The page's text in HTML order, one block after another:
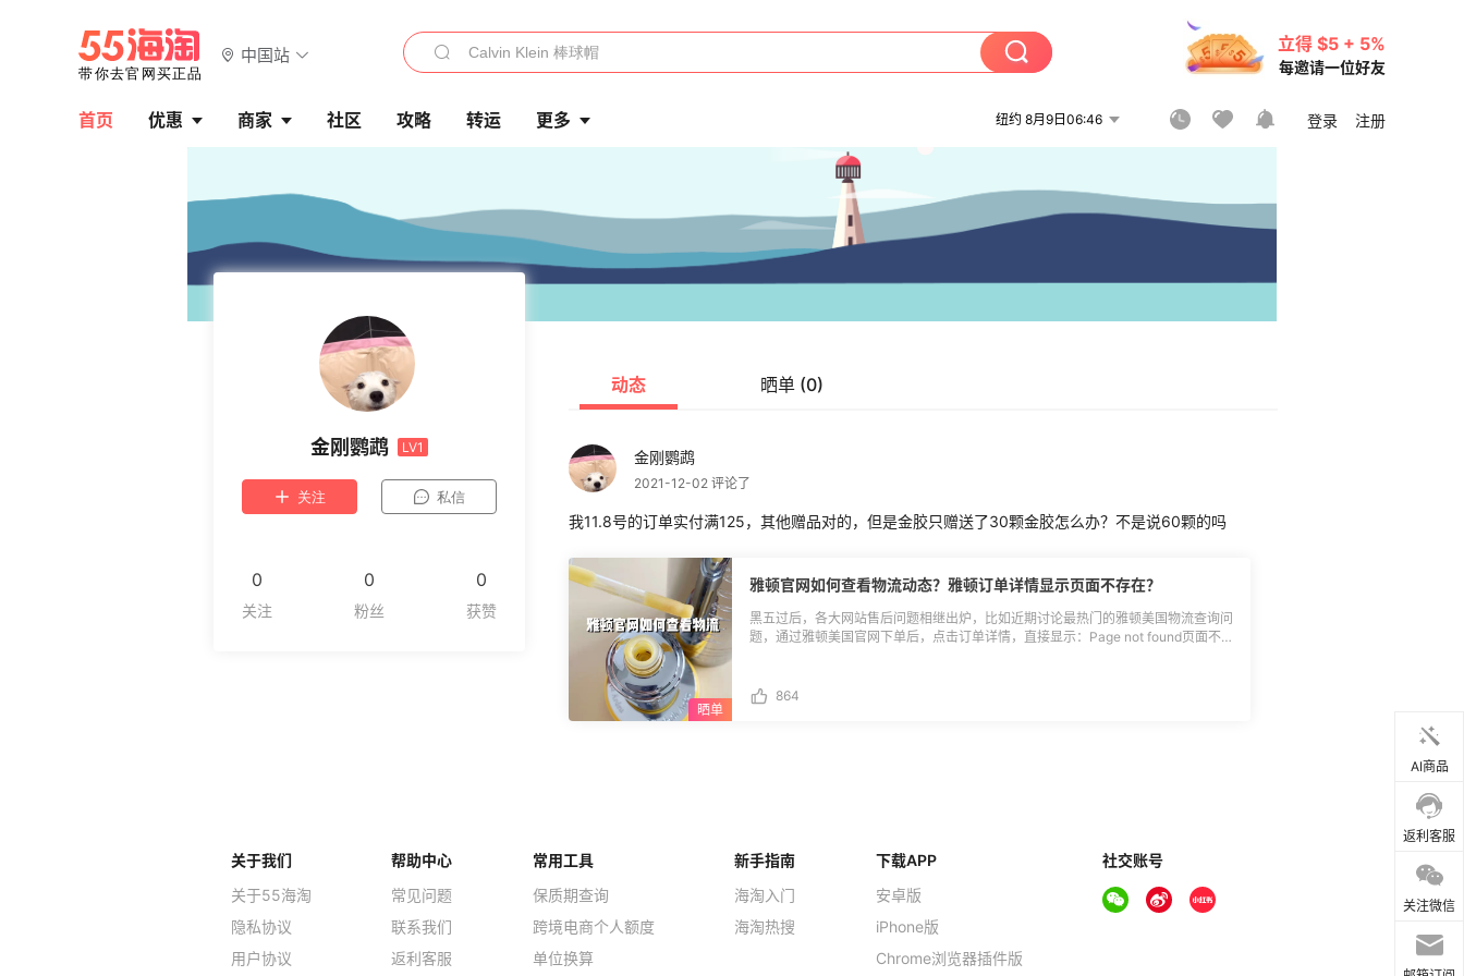
中国站
立得 $5 + 5%
每邀请一位好友
首页 优惠 商家 社区 攻略 转运 更多 纽约 8月9日06:46 登录 注册
金刚鹦鹉 LV1
关注 私信
0 0 0
动态 晒单 (0)
金刚鹦鹉
2021-12-02 评论了
我11.8号的订单实付满125，其他赠品对的，但是金胶只赠送了30颗金胶怎么办？不是说60颗的吗
雅顿官网如何查看物流动态？雅顿订单详情显示页面不存在？
黑五过后，各大网站售后问题相继出炉，比如近期讨论最热门的雅顿美国物流查询问
题，通过雅顿美国官网下单后，点击订单详情，直接显示：Page not found页面不
再无其他，我印象中雅顿之前点击详情是可以在左下角，看到物流跟踪单号的，但是
踪攻略，以及雅顿常见问题总结哦。 **🎉雅顿订单状态说明：** ◾显示Processing
货。 ◾显示failed状态：说明下单失败，若支付宝付款，需联系支付宝客服退款，若
信用卡付款直接等信用卡恢复额度。 ◾显示数字0状态：这种一般都是支付宝付款，
可能订单不成功，这种建议联系支付宝客服退款处理。 ◾显示Shipped状态：说明订
864
AI商品
返利客服
关注微信
关于我们
关于55海淘
隐私协议
用户协议
帮助中心
常见问题
联系我们
返利客服
常用工具
保质期查询
跨境电商个人额度
单位换算
新手指南
海淘入门
海淘热搜
下载APP
安卓版
iPhone版
Chrome浏览器插件版
社交账号